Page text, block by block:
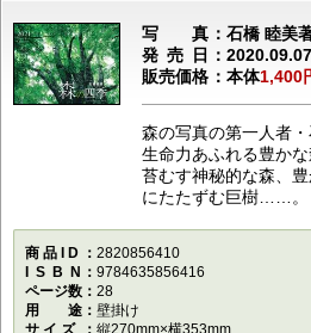
写真石橋 睦美
発売日
販売価格
本体1,400
森の写真の第一人者・
生命力あふれる豊か
苔むす神秘的な森、
にたたずむ巨樹……。
商品ID
2820856410
ISBN
9784635856416
ページ数
28
用途壁掛け
サイズ
縦270mm×横353mm